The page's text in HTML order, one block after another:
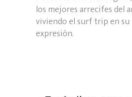
los mejores arrecifes del
viviendo el surf trip en su
expresión.